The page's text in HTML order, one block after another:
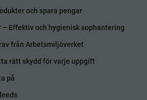
och spara pengar
Effektiv och hygienisk sophantering
från Arbetsmiljöverket
rätt skydd för varje uppgift
på